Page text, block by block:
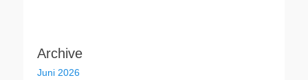
Archive
Juni 2026